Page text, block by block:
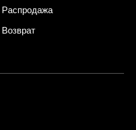
Распродажа
Возврат